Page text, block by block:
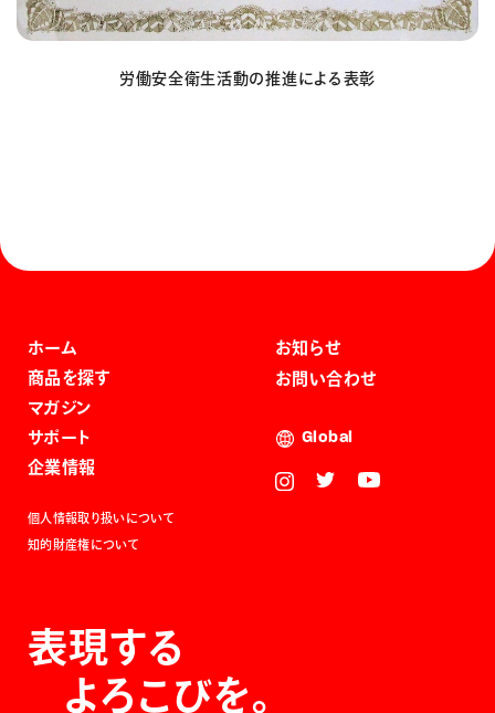
労働安全衛生活動の推進による表彰
ホーム
商品を探す
マガジン
サポート
企業情報
お知らせ
お問い合わせ
Global
個人情報取り扱いについて
知的財産権について
表現する
よろこびを。